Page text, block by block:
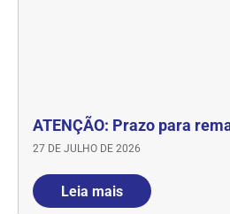
ATENÇÃO: Prazo para
27 DE JULHO DE 2026
Leia mais